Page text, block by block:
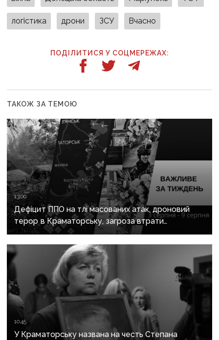
логістика дрони ЗСУ Вчасно
ПОДІЛИТИСЯ У СОЦМЕРЕЖАХ:
ТАКОЖ ЗА ТЕМОЮ
13:00
Дефіцит ППО на тлі масованих атак, дроновий
терор в Краматорську, загроза втрати
Костянтинівки та прощання з Олексієм Юковим:
важливе за тиждень
10:45
У Краматорську названа на честь Степана